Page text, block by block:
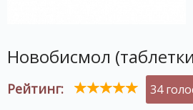
Новобисмол
Рейтинг: 34